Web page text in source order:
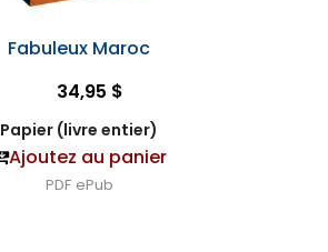
Fabuleux Maroc
34,95 $
Papier (livre entier)
Ajoutez au panier
PDF ePub